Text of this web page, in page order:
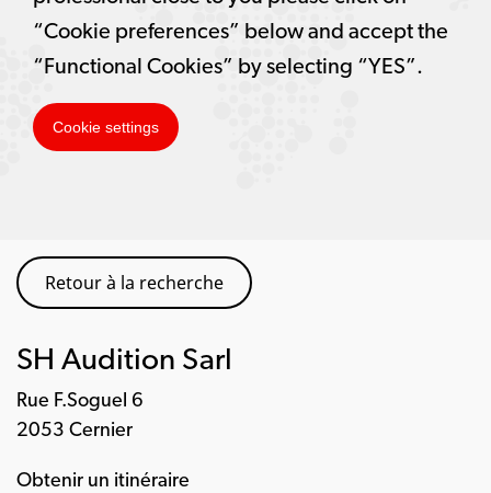
Retour à la recherche
SH Audition Sarl
Rue F.Soguel 6
2053 Cernier
Obtenir un itinéraire
“Cookie preferences” below and accept the
“Functional Cookies” by selecting “YES”.
Cookie settings